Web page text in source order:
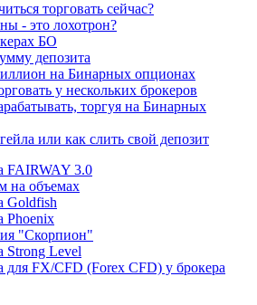
торговать сейчас?
- это лохотрон?
БО
депозита
на Бинарных опционах
у нескольких брокеров
торгуя на Бинарных
или как слить свой депозит
FAIRWAY 3.0
на объемах
Goldfish
Phoenix
"Скорпион"
Strong Level
для FX/CFD (Forex CFD) у брокера